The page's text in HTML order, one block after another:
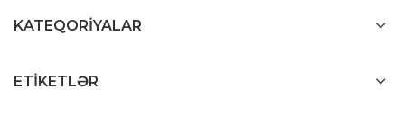
KATEQORIYALAR
ETIKETLƏR